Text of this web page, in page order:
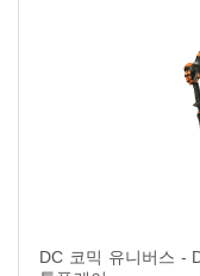
DC 코믹 유니버스 -